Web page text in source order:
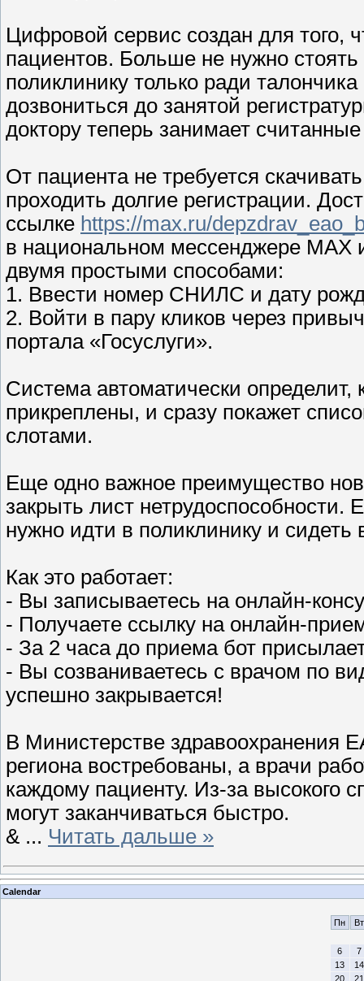
Цифровой сервис создан для того,
пациентов. Больше не нужно стоять
поликлинику только ради
дозвониться до занятой
доктору теперь занимает
От пациента не требуется
проходить долгие регистрации.
ссылке https://max.ru/
в национальном мессенджере MAX
двумя простыми способами:
1. Ввести номер СНИЛС и дату
2. Войти в пару кликов через
портала «Госуслуги».
Система автоматически
прикреплены, и сразу покажет
слотами.
Еще одно важное преимущество
закрыть лист
нужно идти в поликлинику и
Как это работает:
- Вы записываетесь на онлайн-
- Получаете ссылку на онлайн-
- За 2 часа до приема бот
- Вы созваниваетесь с врачом по
успешно закрывается!
В Министерстве здравоохранения
региона востребованы, а врачи
каждому пациенту. Из-за высокого
могут заканчиваться быстро.
& ... Читать дальше »
Calendar
Пн Вт
6
7
13
14
20
21